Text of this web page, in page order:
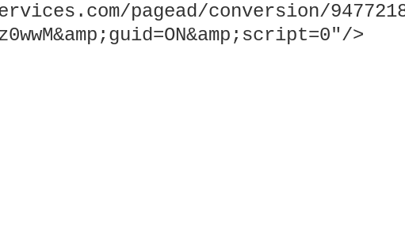
pagead/conversion/
>